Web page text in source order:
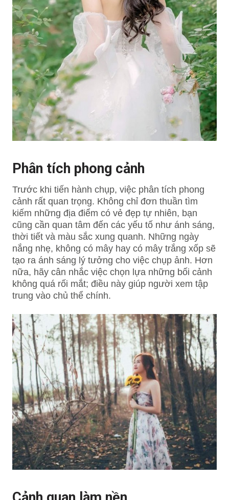
Phân tích phong cảnh
Trước khi tiến hành chụp, việc phân tích phong
cảnh rất quan trọng. Không chỉ đơn thuần tìm
kiếm những địa điểm có vẻ đẹp tự nhiên, bạn
cũng cần quan tâm đến các yếu tố như ánh sáng,
thời tiết và màu sắc xung quanh. Những ngày
nắng nhẹ, không có mây hay có mây trắng xốp sẽ
tạo ra ánh sáng lý tưởng cho việc chụp ảnh. Hơn
nữa, hãy cân nhắc việc chọn lựa những bối cảnh
không quá rối mắt; điều này giúp người xem tập
trung vào chủ thể chính.